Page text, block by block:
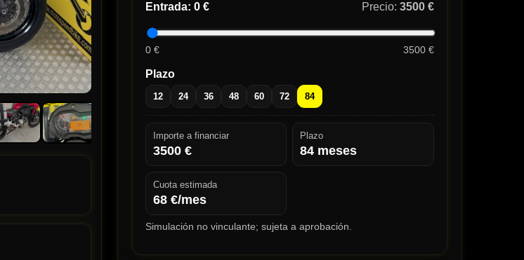
Entrada: 0 € Precio: 3500 €
0 € 3500 €
Plazo
12 24 36 48 60 72 84
Importe a financiar
3500€
Plazo
84 meses
Cuota estimada
68€/mes
Simulación no vinculante; sujeta a aprobación.